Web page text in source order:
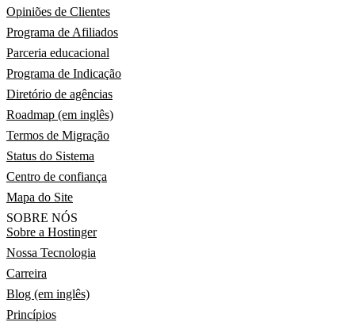
Opiniões de Clientes
Programa de Afiliados
Parceria educacional
Programa de Indicação
Diretório de agências
Roadmap (em inglês)
Termos de Migração
Status do Sistema
Centro de confiança
Mapa do Site
SOBRE NÓS
Sobre a Hostinger
Nossa Tecnologia
Carreira
Blog (em inglês)
Princípios